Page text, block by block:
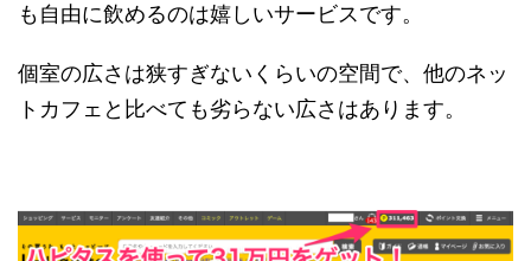
も自由に飲めるのは嬉しいサービスです。
個室の広さは狭すぎないくらいの空間で、他のネッ
トカフェと比べても劣らない広さはあります。